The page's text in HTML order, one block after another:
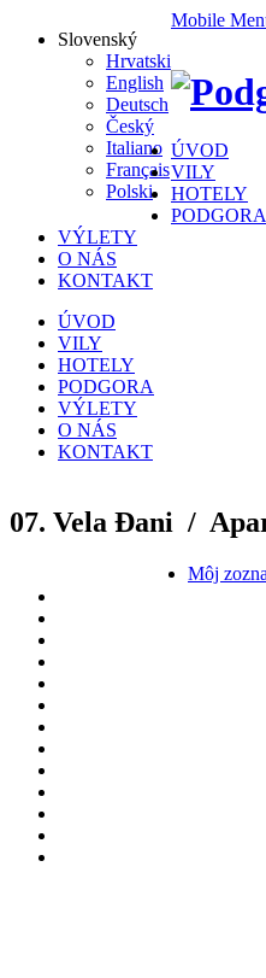
Slovenský
Hrvatski
English
Deutsch
Český
Italiano
Français
Polski
Mobile
ÚVOD
VILY
HOTELY
PODGORA
VÝLETY
O NÁS
KONTAKT
ÚVOD
VILY
HOTELY
PODGORA
VÝLETY
O NÁS
KONTAKT
07. Vela Đani /
Môj